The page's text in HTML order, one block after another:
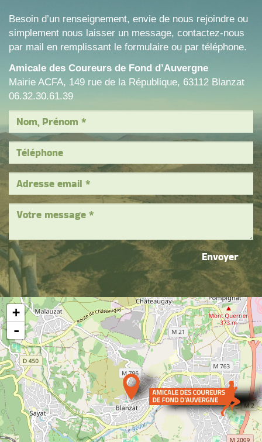
Besoin d’un renseignement, envie de nous rejoindre ou
simplement nous laisser un message, contactez-nous
par mail en remplissant le formulaire ou par téléphone.
Amicale des Coureurs de Fond d’Auvergne
Mairie ACFA, 149 rue de la République, 63112 Blanzat
06.32.30.61.39
Envoyer
+
-